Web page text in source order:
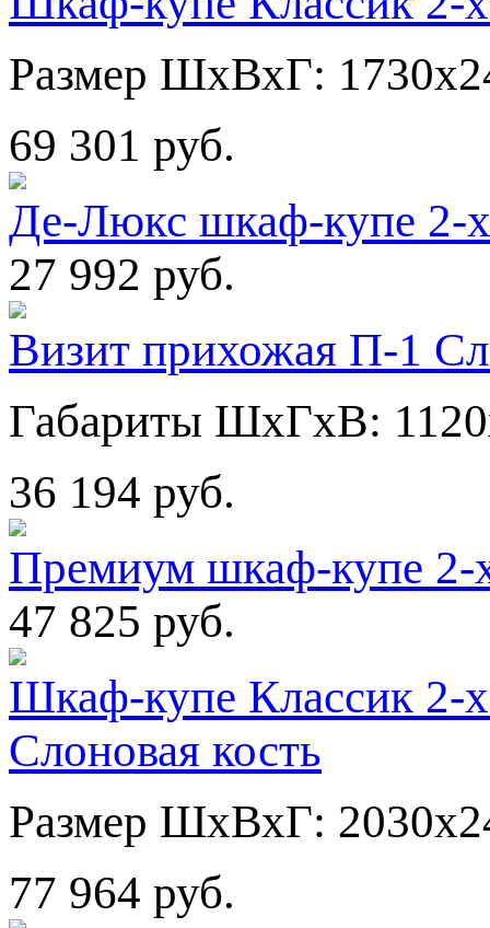
Размер ШхВхГ:
69 301 руб.
Де-Люкс шкаф-купе 2-
27 992 руб.
Визит прихожая П-1
Габариты ШхГхВ:
36 194 руб.
Премиум шкаф-купе
47 825 руб.
Шкаф-купе Классик 2-
Слоновая кость
Размер ШхВхГ:
77 964 руб.